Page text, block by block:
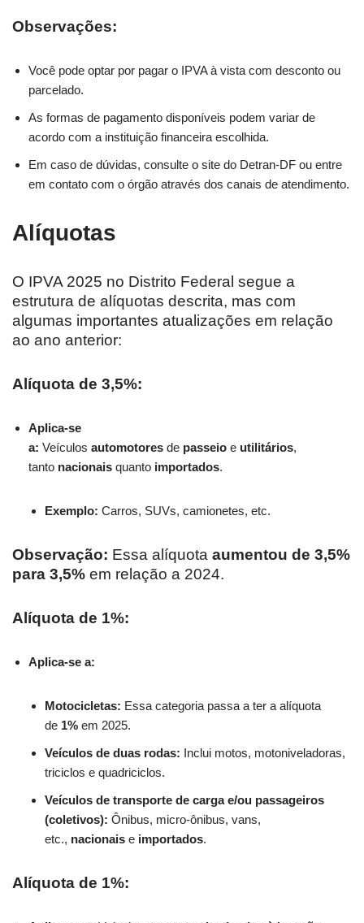
Observações:
Você pode optar por pagar o IPVA à vista com desconto ou
parcelado.
As formas de pagamento disponíveis podem variar de
acordo com a instituição financeira escolhida.
Em caso de dúvidas, consulte o site do Detran-DF ou entre
em contato com o órgão através dos canais de atendimento.
Alíquotas
O IPVA 2025 no Distrito Federal segue a
estrutura de alíquotas descrita, mas com
algumas importantes atualizações em relação
ao ano anterior:
Alíquota de 3,5%:
Aplica-se
a: Veículos automotores de passeio e utilitários,
tanto nacionais quanto importados.
Exemplo: Carros, SUVs, camionetes, etc.
Observação: Essa alíquota aumentou de 3,5%
para 3,5% em relação a 2024.
Alíquota de 1%:
Aplica-se a:
Motocicletas: Essa categoria passa a ter a alíquota
de 1% em 2025.
Veículos de duas rodas: Inclui motos, motoniveladoras,
triciclos e quadriciclos.
Veículos de transporte de carga e/ou passageiros
(coletivos): Ônibus, micro-ônibus, vans,
etc., nacionais e importados.
Alíquota de 1%: